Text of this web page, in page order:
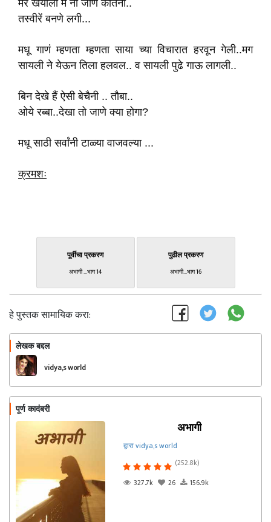
मेरे खयालो मे ना जाणे कीतनी..
तस्वीरें बनणे लगी...
मधू गाणं म्हणता म्हणता साया च्या विचारात हरवून गेली..मग
सायली ने येऊन तिला हलवल.. व सायली पुढे गाऊ लागली..
बिन देखे हैं ऐसी बेचैनी .. तौबा..
ओये रब्बा..देखा तो जाणे क्या होगा?
मधू साठी सर्वांनी टाळ्या वाजवल्या ...
क्रमशः
पूर्वीचा प्रकरण
अभागी ...भाग 14
पुढील प्रकरण
अभागी...भाग 16
हे पुस्तक सामायिक करा:
लेखक बद्दल
vidya,s world
पूर्ण कादंबरी
अभागी
द्वारा vidya,s world
(252.8k)
327.7k
26 156.9k